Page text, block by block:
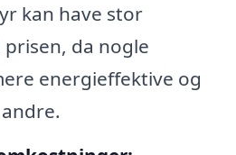
kan have stor
da nogle
energieffektive og